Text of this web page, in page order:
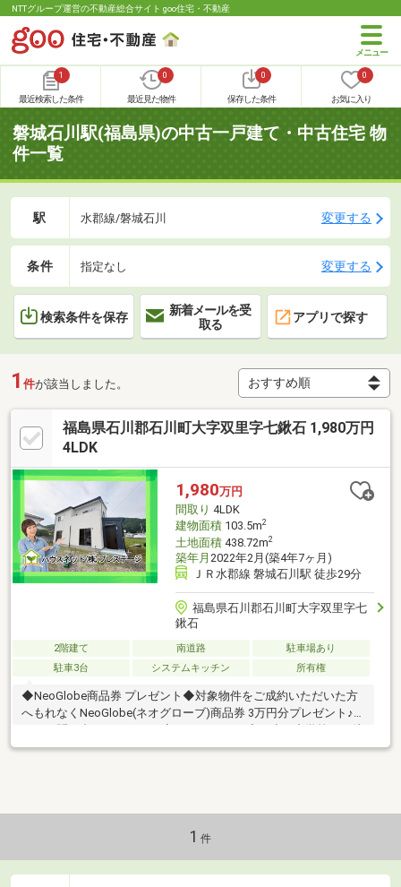
NTTグループ運営の不動産総合サイト goo住宅・不動産
1
最近検索した条件
0
最近見た物件
0
保存した条件
0
お気に入り
磐城石川駅(福島県)の中古一戸建て・中古住宅 物
件一覧
駅 水郡線/磐城石川 変更する
条件 指定なし 変更する
検索条件を保存
新着メールを受
取る
アプリで探す
1 件が該当しました。
福島県石川郡石川町大字双里字七鍬石 1,980万円
4LDK
1,980万円
間取り 4LDK
建物面積103.5m2
土地面積438.72m2
築年月 2022年2月(築4年7ヶ月)
ＪＲ水郡線 磐城石川駅 徒歩29分
福島県石川郡石川町大字双里字七
鍬石
2階建て 南道路
駐車場あり
駐車3台
システムキッチン 所有権
◆NeoGlobe商品券 プレゼント◆対象物件をご成約いただいた方
へもれなくNeoGlobe(ネオグローブ)商品券 3万円分プレゼント♪詳
歩5分でお子様の通学も安心・敷地約132坪のゆとりある住まい・
辺環境◆・石川小学校 徒歩約5分・石川中学校 徒歩約4分◆弊
社の強み◆・経験豊富な弊社スタッフがご購入のサポートを致し
1 件